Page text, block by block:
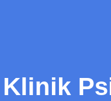
Klinik